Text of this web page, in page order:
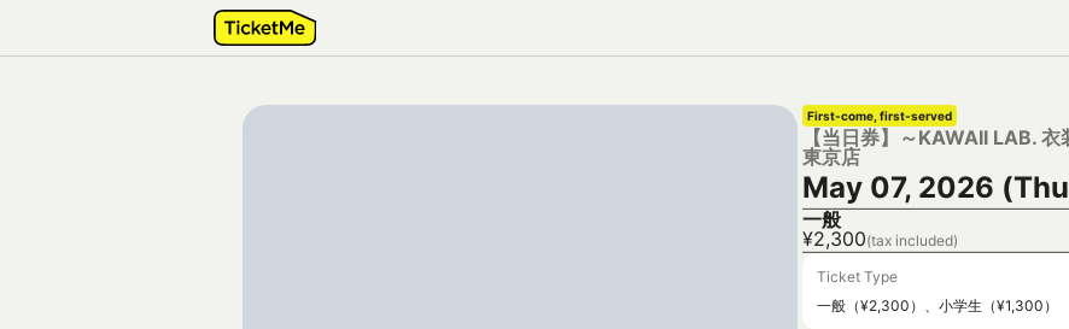
First-come, first-served
【当日券】～KAWAII LAB.
東京店
May 07, 2026
一般
¥2,300(tax included)
Ticket Type
一般（¥2,300）、小学生（¥1,300）